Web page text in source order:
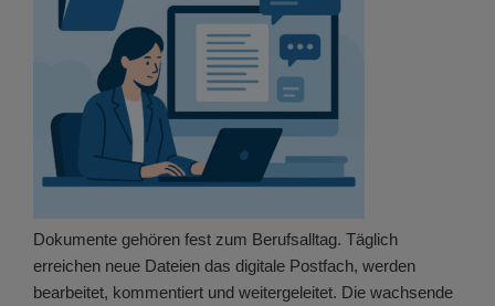
Dokumente gehören fest zum Berufsalltag. Täglich
erreichen neue Dateien das digitale Postfach, werden
bearbeitet, kommentiert und weitergeleitet. Die wachsende